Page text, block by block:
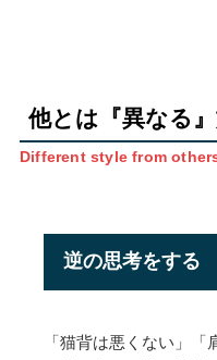
他とは『異なる
Different style from
逆の思考をする
「猫背は悪くない」